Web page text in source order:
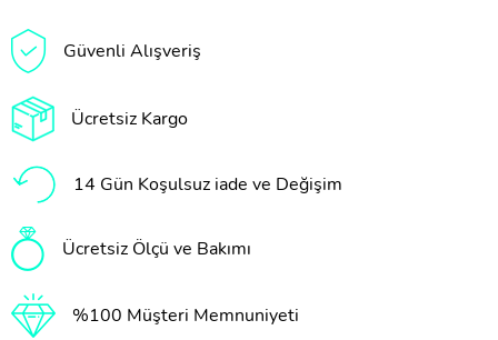
Güvenli Alışveriş
Ücretsiz Kargo
14 Gün Koşulsuz iade ve Değişim
Ücretsiz Ölçü ve Bakımı
%100 Müşteri Memnuniyeti